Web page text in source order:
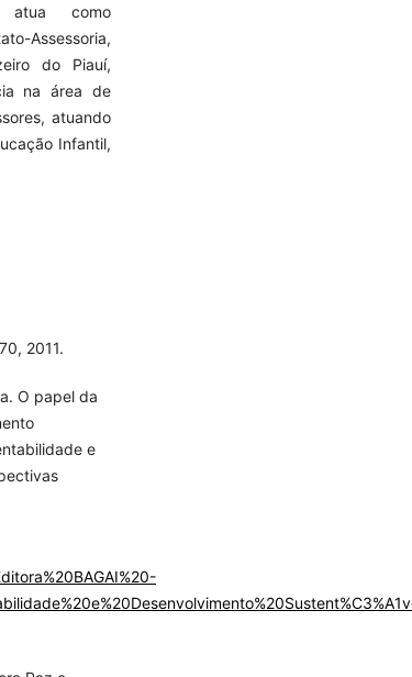
atua como
Assessoria,
do Piauí,
na área de
atuando
Infantil,
2011.
O papel da
e